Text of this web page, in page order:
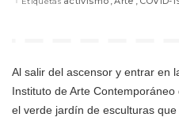
Al salir del ascensor y entrar en
Instituto de Arte
el verde jardín de esculturas